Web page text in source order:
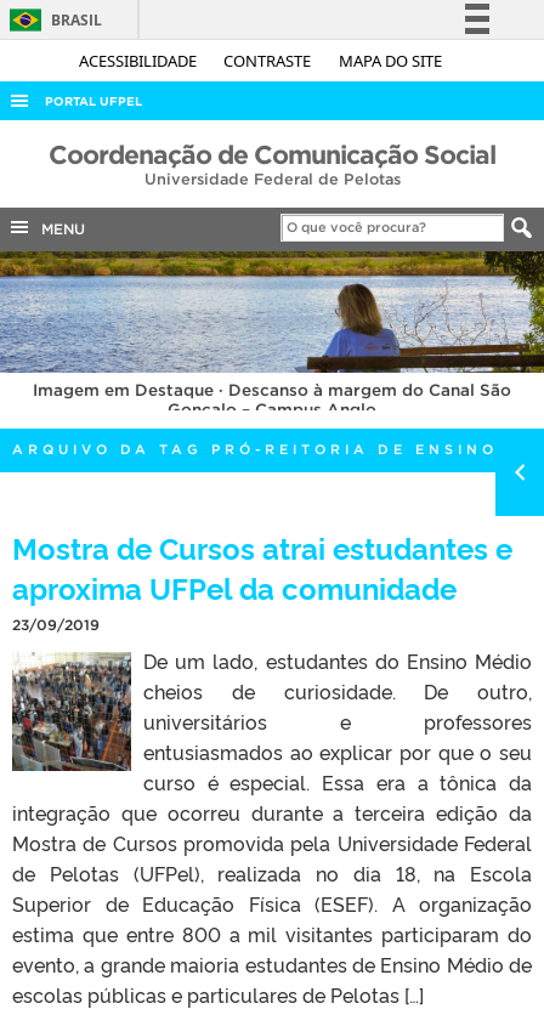
ACESSIBILIDADE CONTRASTE MAPA DO SITE
BRASIL
Simplifique!
Acesso à informação
Legislação
Canais
PORTAL UFPEL
ACESSO À INFORMAÇÃO
COBALTO
CONCURSOS
EDITAIS
INTERNACIONAL
OUVIDORIA
PORTARIAS
TELEFONES
Coordenação de Comunicação Social
Universidade Federal de Pelotas
MENU
Imagem em Destaque · Descanso à margem do Canal São
Gonçalo – Campus Anglo
ARQUIVO DA TAG PRÓ-REITORIA DE ENSINO
Mostra de Cursos atrai estudantes e
aproxima UFPel da comunidade
23/09/2019
De um lado, estudantes do Ensino Médio
cheios de curiosidade. De outro,
universitários e professores
entusiasmados ao explicar por que o seu
curso é especial. Essa era a tônica da
integração que ocorreu durante a terceira edição da
Mostra de Cursos promovida pela Universidade Federal
de Pelotas (UFPel), realizada no dia 18, na Escola
Superior de Educação Física (ESEF). A organização
estima que entre 800 a mil visitantes participaram do
evento, a grande maioria estudantes de Ensino Médio de
escolas públicas e particulares de Pelotas […]